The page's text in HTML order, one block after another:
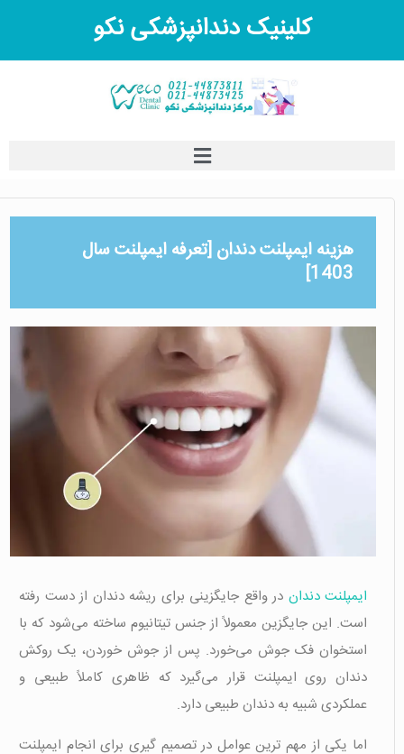
کلینیک دندانپزشکی نکو
هزینه ایمپلنت دندان [تعرفه ایمپلنت سال
1403]
ایمپلنت دندان در واقع جایگزینی برای ریشه دندان از دست رفته
است. این جایگزین معمولاً از جنس تیتانیوم ساخته می‌شود که با
استخوان فک جوش می‌خورد. پس از جوش خوردن، یک روکش
دندان روی ایمپلنت قرار می‌گیرد که ظاهری کاملاً طبیعی و
عملکردی شبیه به دندان طبیعی دارد.
اما یکی از مهم ترین عوامل در تصمیم گیری برای انجام ایمپلنت